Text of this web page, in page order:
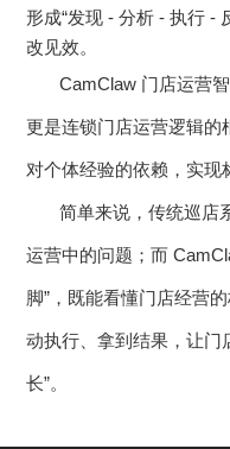
形成“发现 - 分析 - 执行 -
改见效。
CamClaw 门店运营
更是连锁门店运营逻辑的
对个体经验的依赖，实现
简单来说，传统巡店
运营中的问题；而
脚”，既能看懂门店经营
动执行、拿到结果，让门
长”。